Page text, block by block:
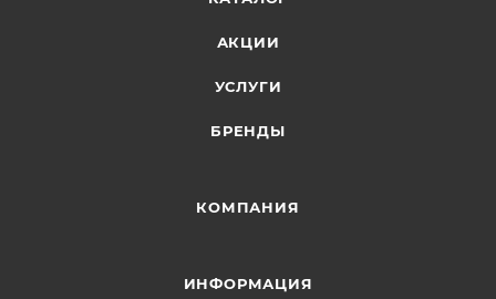
АКЦИИ
УСЛУГИ
БРЕНДЫ
КОМПАНИЯ
ИНФОРМАЦИЯ